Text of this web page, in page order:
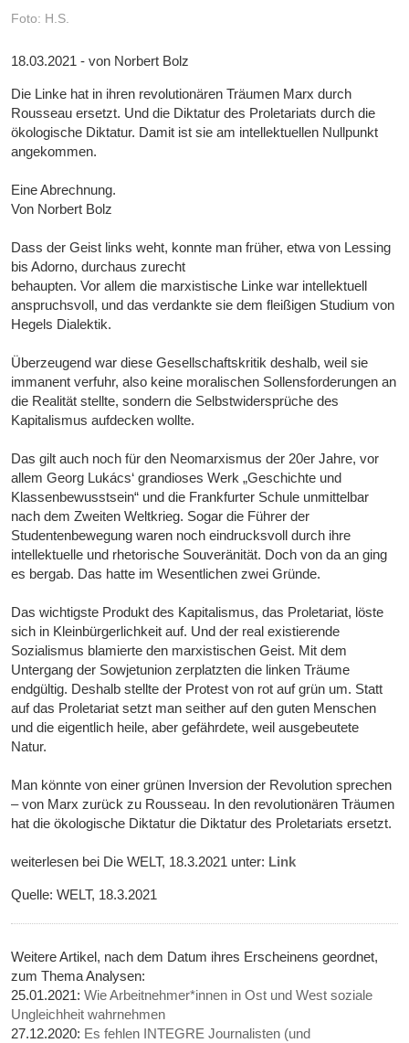
Foto: H.S.
18.03.2021 - von Norbert Bolz
Die Linke hat in ihren revolutionären Träumen Marx durch
Rousseau ersetzt. Und die Diktatur des Proletariats durch die
ökologische Diktatur. Damit ist sie am intellektuellen Nullpunkt
angekommen.
Eine Abrechnung.
Von Norbert Bolz
Dass der Geist links weht, konnte man früher, etwa von Lessing
bis Adorno, durchaus zurecht
behaupten. Vor allem die marxistische Linke war intellektuell
anspruchsvoll, und das verdankte sie dem fleißigen Studium von
Hegels Dialektik.
Überzeugend war diese Gesellschaftskritik deshalb, weil sie
immanent verfuhr, also keine moralischen Sollensforderungen an
die Realität stellte, sondern die Selbstwidersprüche des
Kapitalismus aufdecken wollte.
Das gilt auch noch für den Neomarxismus der 20er Jahre, vor
allem Georg Lukács‘ grandioses Werk „Geschichte und
Klassenbewusstsein“ und die Frankfurter Schule unmittelbar
nach dem Zweiten Weltkrieg. Sogar die Führer der
Studentenbewegung waren noch eindrucksvoll durch ihre
intellektuelle und rhetorische Souveränität. Doch von da an ging
es bergab. Das hatte im Wesentlichen zwei Gründe.
Das wichtigste Produkt des Kapitalismus, das Proletariat, löste
sich in Kleinbürgerlichkeit auf. Und der real existierende
Sozialismus blamierte den marxistischen Geist. Mit dem
Untergang der Sowjetunion zerplatzten die linken Träume
endgültig. Deshalb stellte der Protest von rot auf grün um. Statt
auf das Proletariat setzt man seither auf den guten Menschen
und die eigentlich heile, aber gefährdete, weil ausgebeutete
Natur.
Man könnte von einer grünen Inversion der Revolution sprechen
– von Marx zurück zu Rousseau. In den revolutionären Träumen
hat die ökologische Diktatur die Diktatur des Proletariats ersetzt.
weiterlesen bei Die WELT, 18.3.2021 unter: Link
Quelle: WELT, 18.3.2021
Weitere Artikel, nach dem Datum ihres Erscheinens geordnet,
zum Thema Analysen:
25.01.2021:Wie Arbeitnehmer*innen in Ost und West soziale
Ungleichheit wahrnehmen
27.12.2020: Es fehlen INTEGRE Journalisten (und